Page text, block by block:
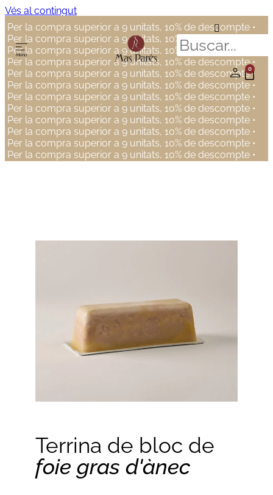
Vés al contingut
0
Per la compra superior a 9 unitats, 10% de descompte •
Per la compra superior a 9 unitats, 10% de descompte •
Per la compra superior a 9 unitats, 10% de descompte •
Per la compra superior a 9 unitats, 10% de descompte •
Per la compra superior a 9 unitats, 10% de descompte •
Per la compra superior a 9 unitats, 10% de descompte •
Per la compra superior a 9 unitats, 10% de descompte •
Per la compra superior a 9 unitats, 10% de descompte •
Per la compra superior a 9 unitats, 10% de descompte •
Per la compra superior a 9 unitats, 10% de descompte •
Per la compra superior a 9 unitats, 10% de descompte •
Per la compra superior a 9 unitats, 10% de descompte •
Terrina de bloc de
foie gras d'ànec